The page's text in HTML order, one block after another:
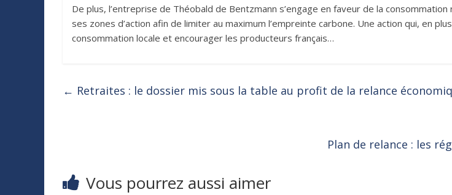
De plus, l’entreprise de Théobald de Bentzmann s’engage en faveur de la
ses zones d’action afin de limiter au maximum l’empreinte carbone. Une action qui, en
consommation locale et encourager les producteurs français…
← Retraites : le dossier mis sous la table au profit de la relance
Plan de relance : les
Vous pourrez aussi aimer